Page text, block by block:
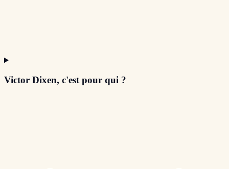
Victor Dixen, c'est pour qui ?